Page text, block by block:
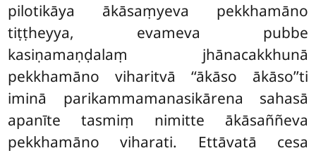
pilotikāya ākāsaṃyeva pekkhamāno
tiṭṭheyya, evameva pubbe
kasiṇamaṇḍalaṃ jhānacakkhunā
pekkhamāno viharitvā ‘‘ākāso ākāso’’ti
iminā parikammamanasikārena sahasā
apanīte tasmiṃ nimitte ākāsaññeva
pekkhamāno viharati. Ettāvatā cesa